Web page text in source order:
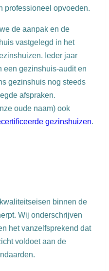
professioneel opvoeden.
de aanpak en de
vastgelegd in het
Ieder jaar
een gezinshuis-audit en
gezinshuis nog steeds
afspraken.
oude naam) ook
gezinshuizen.
binnen de
Wij onderschrijven
het vanzelfsprekend dat
voldoet aan de